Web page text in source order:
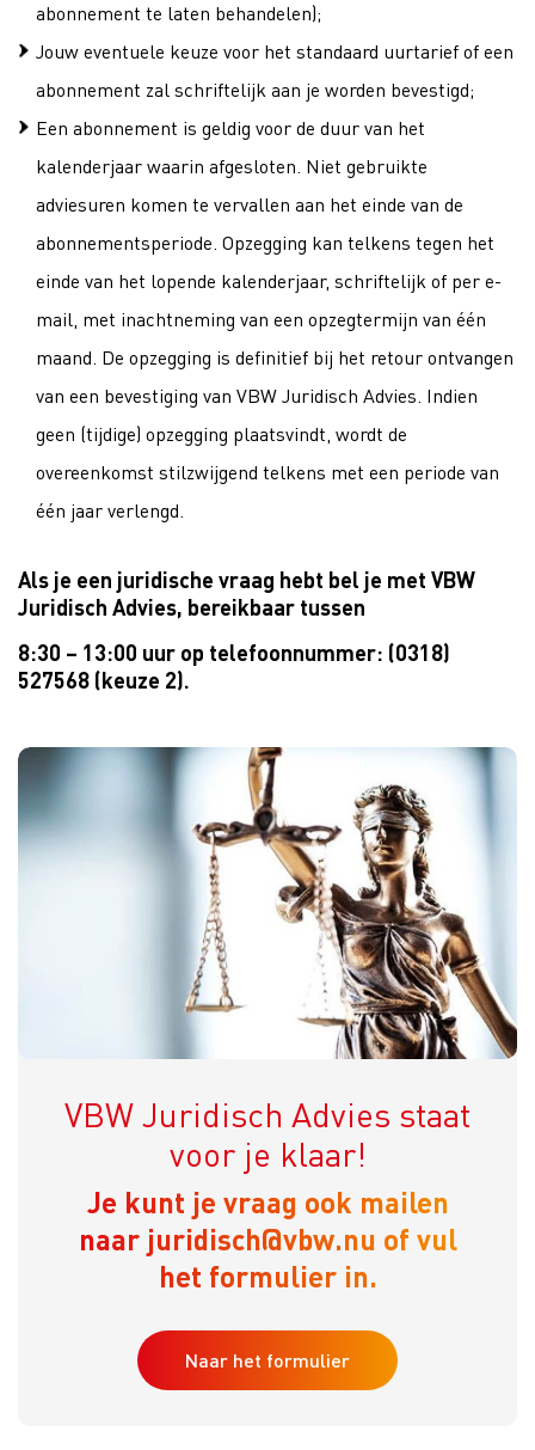
abonnement te laten behandelen);
Jouw eventuele keuze voor het standaard uurtarief of een
abonnement zal schriftelijk aan je worden bevestigd;
Een abonnement is geldig voor de duur van het
kalenderjaar waarin afgesloten. Niet gebruikte
adviesuren komen te vervallen aan het einde van de
abonnementsperiode. Opzegging kan telkens tegen het
einde van het lopende kalenderjaar, schriftelijk of per e-
mail, met inachtneming van een opzegtermijn van één
maand. De opzegging is definitief bij het retour ontvangen
van een bevestiging van VBW Juridisch Advies. Indien
geen (tijdige) opzegging plaatsvindt, wordt de
overeenkomst stilzwijgend telkens met een periode van
één jaar verlengd.
Als je een juridische vraag hebt bel je met VBW
Juridisch Advies, bereikbaar tussen
8:30 – 13:00 uur op telefoonnummer: (0318)
527568 (keuze 2).
VBW Juridisch Advies staat
voor je klaar!
Je kunt je vraag ook mailen
naar juridisch@vbw.nu of vul
het formulier in.
Naar het formulier